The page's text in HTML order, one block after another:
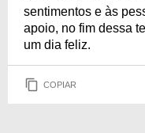
sentimentos e às
apoio, no fim dessa
um dia feliz.
COPIAR